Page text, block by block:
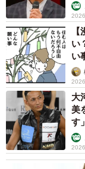
い
い
大
美
す」